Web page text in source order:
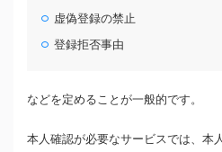
虚偽登録の禁止
登録拒否事由
などを定めることが一般的です。
本人確認が必要なサービスでは、本